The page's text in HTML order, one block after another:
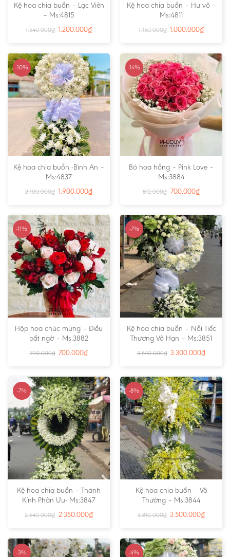
Kệ hoa chia buồn – Lạc Viên
– Ms:4815
1.540.000₫ 1.200.000₫
Kệ hoa chia buồn – Hư vô –
Ms:4811
1.150.000₫ 1.000.000₫
-10%
Kệ hoa chia buồn -Bình An –
Ms:4837
2.100.000₫ 1.900.000₫
-14%
Bó hoa hồng – Pink Love –
Ms:3884
812.000₫ 700.000₫
-11%
Hộp hoa chúc mừng – Điều
bất ngờ – Ms:3882
790.000₫ 700.000₫
-7%
Kệ hoa chia buồn – Nỗi Tiếc
Thương Vô Hạn – Ms:3851
3.540.000₫ 3.300.000₫
-7%
Kệ hoa chia buồn – Thành
Kính Phân Ưu- Ms:3847
2.540.000₫ 2.350.000₫
-8%
Kệ hoa chia buồn – Vô
Thường – Ms:3844
3.810.000₫ 3.500.000₫
-3% -4%